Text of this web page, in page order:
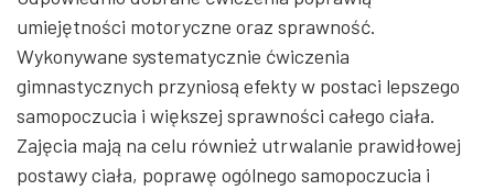
umiejętności motoryczne oraz sprawność.
Wykonywane systematycznie ćwiczenia
gimnastycznych przyniosą efekty w postaci lepszego
samopoczucia i większej sprawności całego ciała.
Zajęcia mają na celu również utrwalanie prawidłowej
postawy ciała, poprawę ogólnego samopoczucia i